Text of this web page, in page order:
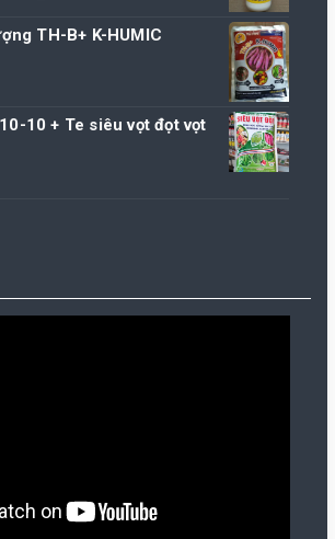
tại
TH-B+ K-HUMIC
10 + Te siêu vọt đọt vọt